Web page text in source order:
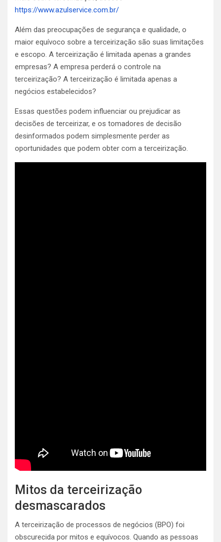
https://www.azulservice.com.br/
Além das preocupações de segurança e qualidade, o
maior equívoco sobre a terceirização são suas limitações
e escopo. A terceirização é limitada apenas a grandes
empresas? A empresa perderá o controle na
terceirização? A terceirização é limitada apenas a
negócios estabelecidos?
Essas questões podem influenciar ou prejudicar as
decisões de terceirizar, e os tomadores de decisão
desinformados podem simplesmente perder as
oportunidades que podem obter com a terceirização.
Mitos da terceirização
desmascarados
A terceirização de processos de negócios (BPO) foi
obscurecida por mitos e equívocos. Quando as pessoas